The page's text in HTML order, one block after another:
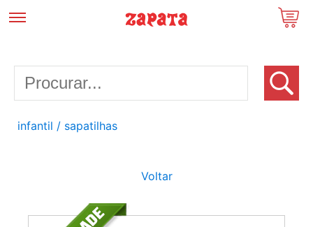
infantil / sapatilhas
Voltar